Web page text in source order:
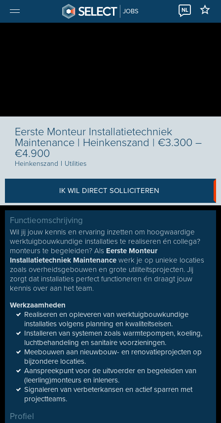
JOBS NL
Eerste Monteur Installatietechniek
Maintenance | Heinkenszand | €3.300 –
€4.900
Heinkenszand I Utilities
IK WIL DIRECT SOLLICITEREN
Functieomschrijving
Wil jij jouw kennis en ervaring inzetten om hoogwaardige
werktuigbouwkundige installaties te realiseren én collega?
monteurs te begeleiden? Als Eerste Monteur
Installatietechniek Maintenance werk je op unieke locaties
zoals overheidsgebouwen en grote utiliteitsprojecten. Jij
zorgt dat installaties perfect functioneren én draagt jouw
kennis over aan het team.
Werkzaamheden
Realiseren en opleveren van werktuigbouwkundige
installaties volgens planning en kwaliteitseisen.
Installeren van systemen zoals warmtepompen, koeling,
luchtbehandeling en sanitaire voorzieningen.
Meebouwen aan nieuwbouw- en renovatieprojecten op
bijzondere locaties.
Aanspreekpunt voor de uitvoerder en begeleiden van
(leerling)monteurs en inleners.
Signaleren van verbeterkansen en actief sparren met
projectteams.
Profiel